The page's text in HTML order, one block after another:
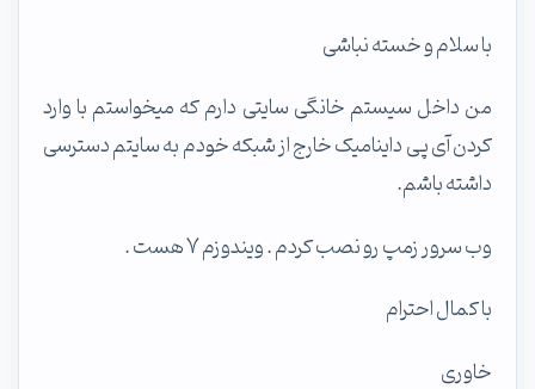
با سلام و خسته نباشی
من داخل سیستم خانگی سایتی دارم که میخواستم با وارد
کردن آی پی داینامیک خارج از شبکه خودم به سایتم دسترسی
داشته باشم.
وب سرور زمپ رو نصب کردم . ویندوزم 7 هست .
با کمال احترام
خاوری